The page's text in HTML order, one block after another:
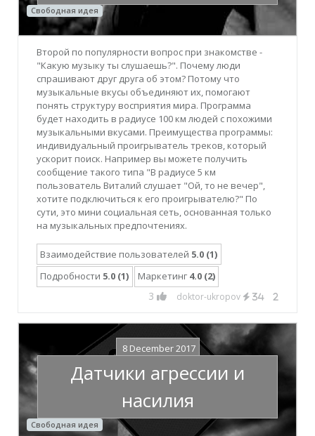
Свободная идея
Второй по популярности вопрос при знакомстве -
"Какую музыку ты слушаешь?". Почему люди
спрашивают друг друга об этом? Потому что
музыкальные вкусы объединяют их, помогают
понять структуру восприятия мира. Программа
будет находить в радиусе 100 км людей с похожими
музыкальными вкусами. Преимущества программы:
индивидуальный проигрыватель треков, который
ускорит поиск. Например вы можете получить
сообщение такого типа "В радиусе 5 км
пользователь Виталий слушает "Ой, то не вечер",
хотите подключиться к его проигрывателю?" По
сути, это мини социальная сеть, основанная только
на музыкальных предпочтениях.
Взаимодействие пользователей 5.0 (1)
Подробности 5.0 (1) Маркетинг 4.0 (2)
3 doktor-ukropov 34 2
8 December 2017
Датчики агрессии и
насилия
Свободная идея